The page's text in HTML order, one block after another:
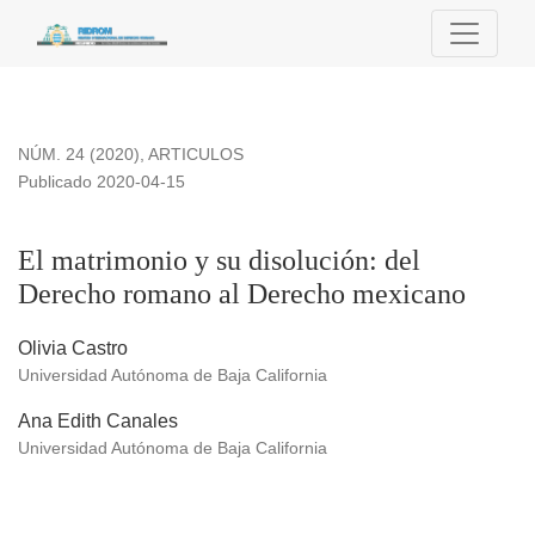
El matrimonio y su disolución: del Derecho romano al
NÚM. 24 (2020), ARTICULOS
El matrimonio y su disolución: del
Derecho romano al Derecho mexicano
Publicado 2020-04-15
Olivia Castro
Universidad Autónoma de Baja California
Ana Edith Canales
Universidad Autónoma de Baja California